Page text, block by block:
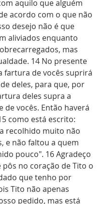
aquilo que alguém
acordo com o que não
desejo não é que
aliviados enquanto
mas
14 No presente
fartura de vocês suprirá
deles, para que, por
deles supra a
de vocês. Então haverá
como está escrito:
recolhido muito não
e não faltou a quem
pouco". 16 Agradeço
pôs no coração de Tito o
que tenho por
Tito não apenas
pedido, mas está